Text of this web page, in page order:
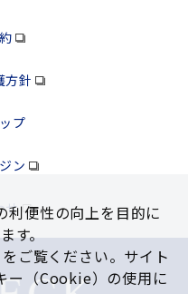
方針
プ
ン
せ
利便性の向上を⽬的に
す。
をご覧ください。サイト
ー（Cookie）の使⽤に